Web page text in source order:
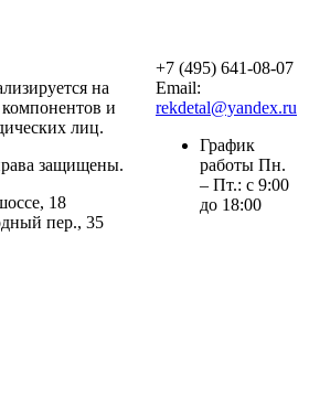
на
и
лиц.
защищены.
18
пер., 35
+7 (495) 641-08-07
Email:
rekdetal@yandex.ru
График
работы Пн.
– Пт.: с 9:00
до 18:00